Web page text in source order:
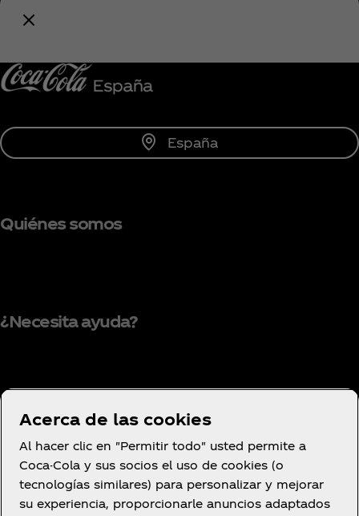
todo lo relacionado con Coca‑Cola!
España
Quiénes somos
¿Necesita ayuda?
Configuración de cookies
Aviso de cookies
Declaración de Accesibilidad
Acerca de las cookies
Al hacer clic en "Permitir todo" usted permite a
Coca-Cola y sus socios el uso de cookies (o
tecnologías similares) para personalizar y mejorar
su experiencia, proporcionarle anuncios adaptados